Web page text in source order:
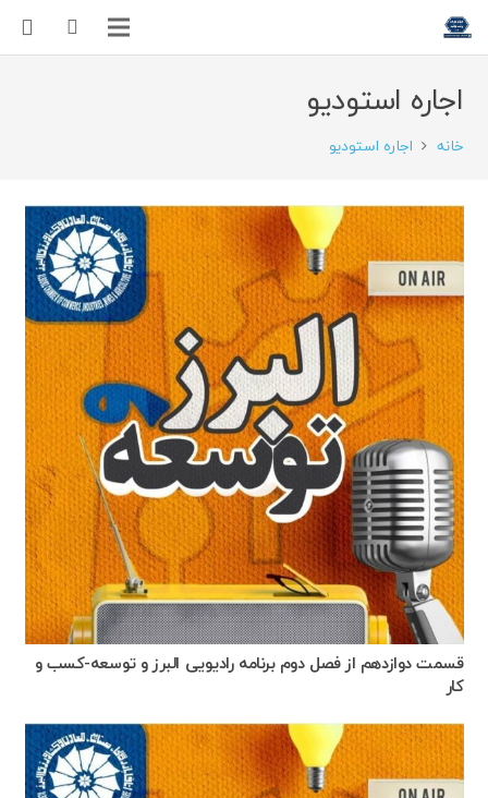
اجاره استودیو
خانه اجاره استودیو
قسمت دوازدهم از فصل دوم برنامه رادیویی البرز و توسعه-کسب و
کار